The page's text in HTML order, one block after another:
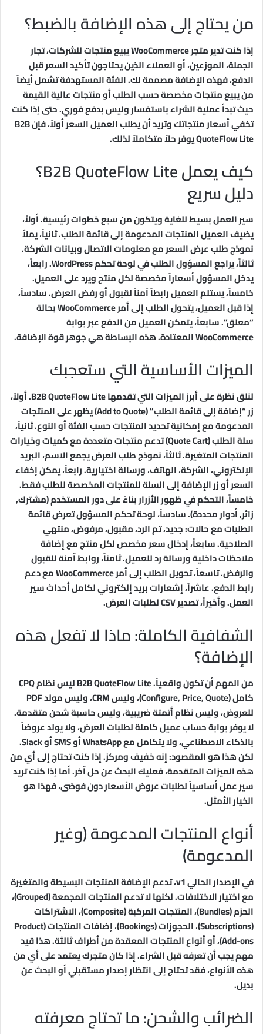
من يحتاج إلى هذه الإضافة بالضبط؟
إذا كنت تدير متجر WooCommerce يبيع منتجات للشركات، تجار
الجملة، الموزعين، أو العملاء الذين يحتاجون تأكيد السعر قبل
الدفع، فهذه الإضافة مصممة لك. الفئة المستهدفة تشمل أيضاً
من يبيع منتجات مخصصة حسب الطلب أو منتجات عالية القيمة
حيث تبدأ عملية الشراء باستفسار وليس بدفع فوري. حتى إذا كنت
تخفي أسعار منتجاتك وتريد أن يطلب العميل السعر أولاً، فإن B2B
QuoteFlow Lite يوفر حلاً متكاملاً لذلك.
كيف يعمل B2B QuoteFlow Lite؟
دليل سريع
سير العمل بسيط للغاية ويتكون من سبع خطوات رئيسية. أولاً،
يضيف العميل المنتجات المدعومة إلى قائمة الطلب. ثانياً، يملأ
نموذج طلب عرض السعر مع معلومات الاتصال وبيانات الشركة.
ثالثاً، يراجع المسؤول الطلب في لوحة تحكم WordPress. رابعاً،
يدخل المسؤول أسعاراً مخصصة لكل منتج ويرد على العميل.
خامساً، يستلم العميل رابطاً آمناً لقبول أو رفض العرض. سادساً،
إذا قبل العميل، يتحول الطلب إلى أمر WooCommerce بحالة
“معلق”. سابعاً، يتمكن العميل من الدفع عبر بوابة
WooCommerce المعتادة. هذه البساطة هي جوهر قوة الإضافة.
الميزات الأساسية التي ستعجبك
لنلق نظرة على أبرز الميزات التي تقدمها B2B QuoteFlow Lite. أولاً،
زر “إضافة إلى قائمة الطلب” (Add to Quote) يظهر على المنتجات
المدعومة مع إمكانية تحديد المنتجات حسب الفئة أو النوع. ثانياً،
سلة الطلب (Quote Cart) تدعم منتجات متعددة مع كميات وخيارات
المنتجات المتغيرة. ثالثاً، نموذج طلب العرض يجمع الاسم، البريد
الإلكتروني، الشركة، الهاتف، ورسالة اختيارية. رابعاً، يمكن إخفاء
السعر أو زر الإضافة إلى السلة للمنتجات المخصصة للطلب فقط.
خامساً، التحكم في ظهور الأزرار بناءً على دور المستخدم (مشترك,
زائر, أدوار محددة). سادساً، لوحة تحكم المسؤول تعرض قائمة
الطلبات مع حالات: جديد، تم الرد، مقبول، مرفوض، منتهي
الصلاحية. سابعاً، إدخال سعر مخصص لكل منتج مع إضافة
ملاحظات داخلية ورسالة رد للعميل. ثامناً، روابط آمنة للقبول
والرفض. تاسعاً، تحويل الطلب إلى أمر WooCommerce مع دعم
رابط الدفع. عاشراً، إشعارات بريد إلكتروني لكامل أحداث سير
العمل. وأخيراً، تصدير CSV لطلبات العرض.
الشفافية الكاملة: ماذا لا تفعل هذه
الإضافة؟
من المهم أن تكون واقعياً. B2B QuoteFlow Lite ليس نظام CPQ
كامل (Configure, Price, Quote)، وليس CRM، وليس مولد PDF
للعروض، وليس نظام أتمتة ضريبية، وليس حاسبة شحن متقدمة.
لا يوفر بوابة حساب عميل كاملة لطلبات العرض، ولا يولد عروضاً
بالذكاء الاصطناعي، ولا يتكامل مع WhatsApp أو SMS أو Slack.
لكن هذا هو المقصود: إنه خفيف ومركز. إذا كنت تحتاج إلى أي من
هذه الميزات المتقدمة، فعليك البحث عن حل آخر. أما إذا كنت تريد
سير عمل أساسياً لطلبات عروض الأسعار دون فوضى، فهذا هو
الخيار الأمثل.
أنواع المنتجات المدعومة (وغير
المدعومة)
في الإصدار الحالي v1، تدعم الإضافة المنتجات البسيطة والمتغيرة
مع اختيار الاختلافات. لكنها لا تدعم المنتجات المجمعة (Grouped)،
الحزم (Bundles)، المنتجات المركبة (Composite)، الاشتراكات
(Subscriptions)، الحجوزات (Bookings)، إضافات المنتجات (Product
Add-ons)، أو أنواع المنتجات المعقدة من أطراف ثالثة. هذا قيد
مهم يجب أن تعرفه قبل الشراء. إذا كان متجرك يعتمد على أي من
هذه الأنواع، فقد تحتاج إلى انتظار إصدار مستقبلي أو البحث عن
بديل.
الضرائب والشحن: ما تحتاج معرفته